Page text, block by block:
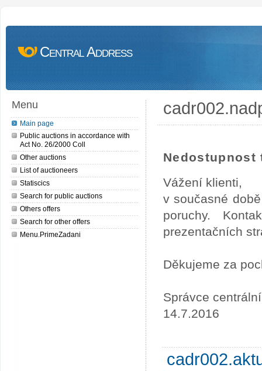
Central Address
Menu
Main page
Public auctions in accordance with
Act No. 26/2000 Coll
Other auctions
List of auctioneers
Statiscics
Search for public auctions
Others offers
Search for other offers
Menu.PrimeZadani
Nedostupnost
Vážení klienti,
v současné
poruchy.
prezentačních
Děkujeme za
Správce
14.7.2016